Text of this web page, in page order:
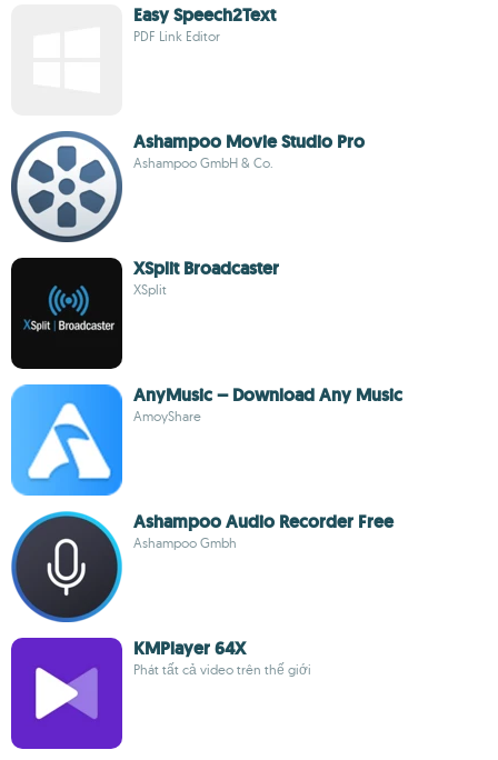
Easy Speech2Text
PDF Link Editor
Ashampoo Movie Studio Pro
Ashampoo GmbH & Co.
XSplit Broadcaster
XSplit
AnyMusic – Download Any Music
AmoyShare
Ashampoo Audio Recorder Free
Ashampoo Gmbh
KMPlayer 64X
Phát tất cả video trên thế giới